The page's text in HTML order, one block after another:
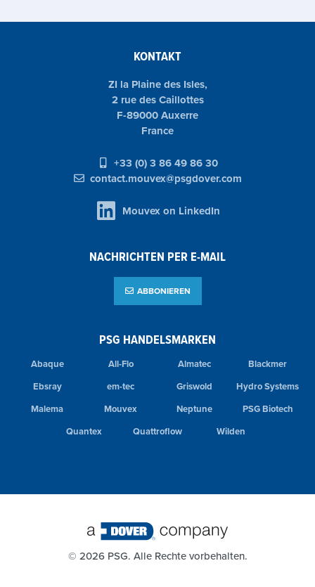
PSG HANDELSMARKEN
Abaque All-Flo Almatec
Blackmer
Ebsray
em-tec Griswold
Hydro Systems
Malema
Mouvex Neptune
PSG Biotech
Quantex
Quattroflow Wilden
KONTAKT
ZI la Plaine des Isles,
2 rue des Caillottes
F-89000 Auxerre
France
+33 (0) 3 86 49 86 30
contact.mouvex@psgdover.com
Mouvex on LinkedIn
NACHRICHTEN PER E-MAIL
ABBONIEREN
© 2026 PSG. Alle Rechte vorbehalten.